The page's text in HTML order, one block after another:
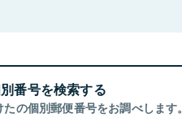
番号を検索する
の個別郵便番号をお調べします。